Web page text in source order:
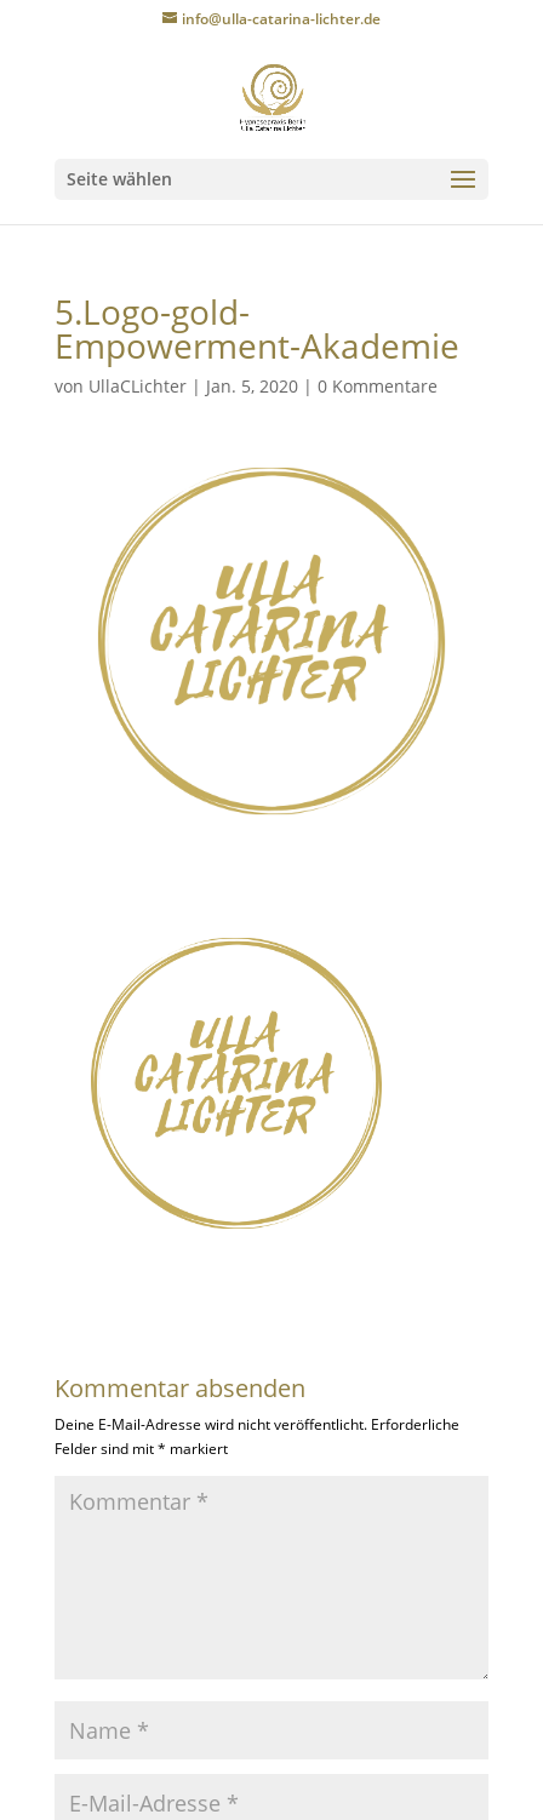
info@ulla-catarina-lichter.de
Seite wählen
5.Logo-gold-
Empowerment-Akademie
von UllaCLichter| Jan. 5, 2020| 0 Kommentare
Kommentar absenden
Deine E-Mail-Adresse wird nicht veröffentlicht. Erforderliche
Felder sind mit* markiert